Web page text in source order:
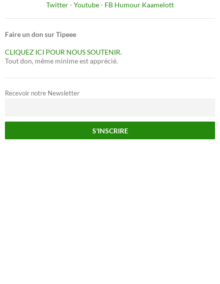
Twitter- Youtube- FB Humour Kaamelott
Faire un don sur Tipeee
CLIQUEZ ICI POUR NOUS SOUTENIR.
Tout don, même minime est apprécié.
Recevoir notre Newsletter